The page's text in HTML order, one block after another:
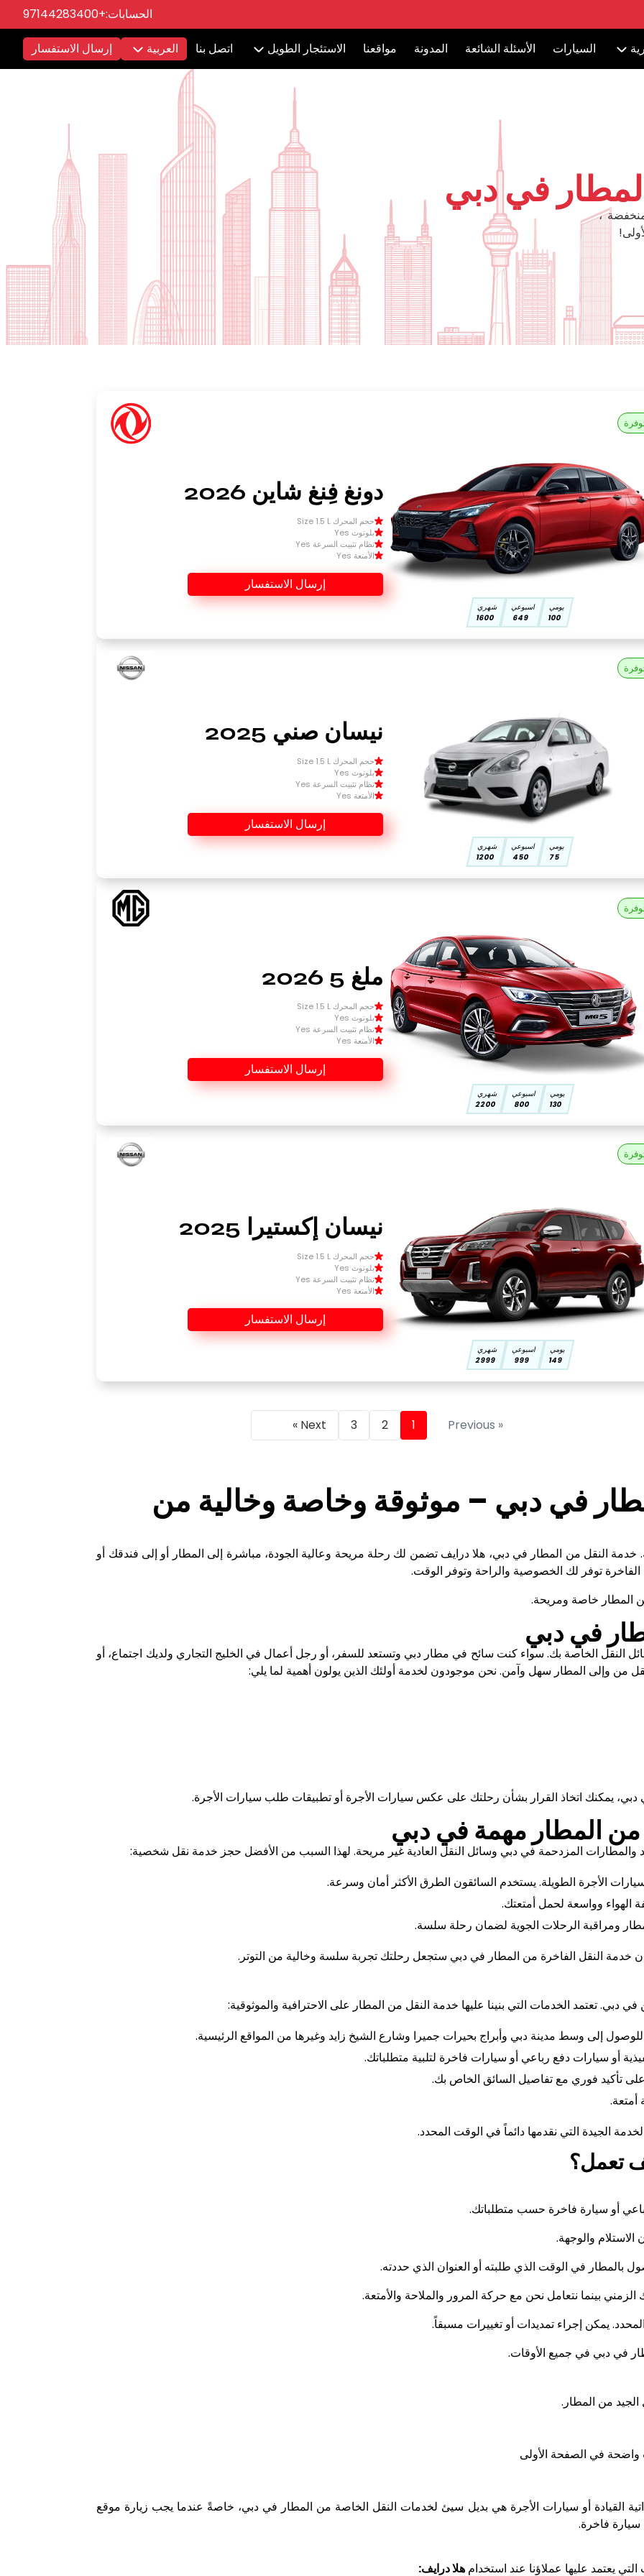
الحسابات:+97144283400
السيارات الأسئلة الشائعة المدونة مواقعنا الاستئجار الطويل اتصل بنا العربية إرسال الاستفسار
في دبي
،
يومي
100
اسبوعي
649
شهري
1600
دونغ فِنغ شاين 2026
حجم المحرك Size 1.5 L
بلوتوث Yes
نظام تثبيت السرعة Yes
الأمتعة Yes
إرسال الاستفسار
يومي
75
اسبوعي
450
شهري
1200
نيسان صني 2025
حجم المحرك Size 1.5 L
بلوتوث Yes
نظام تثبيت السرعة Yes
الأمتعة Yes
إرسال الاستفسار
يومي
130
اسبوعي
800
شهري
2200
ملغ 5 2026
حجم المحرك Size 1.5 L
بلوتوث Yes
نظام تثبيت السرعة Yes
الأمتعة Yes
إرسال الاستفسار
يومي
149
اسبوعي
999
شهري
2999
نيسان إكستيرا 2025
حجم المحرك Size 1.5 L
بلوتوث Yes
نظام تثبيت السرعة Yes
الأمتعة Yes
إرسال الاستفسار
« Previous
1
2
3
Next »
في دبي – موثوقة وخاصة وخالية من
خدمة النقل من المطار في دبي، هلا درايف تضمن لك رحلة مريحة وعالية الجودة، مباشرة إلى المطار أو إلى فندقك أو
توفر لك الخصوصية والراحة وتوفر الوقت.
المطار خاصة ومريحة.
في دبي
النقل الخاصة بك. سواء كنت سائح في مطار دبي وتستعد للسفر، أو رجل أعمال في الخليج التجاري ولديك اجتماع، أو
من وإلى المطار سهل وآمن. نحن موجودون لخدمة أولئك الذين يولون أهمية لما يلي:
يمكنك اتخاذ القرار بشأن رحلتك على عكس سيارات الأجرة أو تطبيقات طلب سيارات الأجرة.
من المطار مهمة في دبي
والمطارات المزدحمة في دبي وسائل النقل العادية غير مريحة. لهذا السبب من الأفضل حجز خدمة نقل شخصية:
الأجرة الطويلة. يستخدم السائقون الطرق الأكثر أمان وسرعة.
وواسعة لحمل أمتعتك.
ومراقبة الرحلات الجوية لضمان رحلة سلسة.
خدمة النقل الفاخرة من المطار في دبي ستجعل رحلتك تجربة سلسة وخالية من التوتر.
تعتمد الخدمات التي بنينا عليها خدمة النقل من المطار على الاحترافية والموثوقية:
إلى وسط مدينة دبي وأبراج بحيرات جميرا وشارع الشيخ زايد وغيرها من المواقع الرئيسية.
أو سيارات دفع رباعي أو سيارات فاخرة لتلبية متطلباتك.
تأكيد فوري مع تفاصيل السائق الخاص بك.
الجيدة التي نقدمها دائماً في الوقت المحدد.
تعمل؟
أو سيارة فاخرة حسب متطلباتك.
والوجهة.
في الوقت الذي طلبته أو العنوان الذي حددته.
بينما نتعامل نحن مع حركة المرور والملاحة والأمتعة.
يمكن إجراء تمديدات أو تغييرات مسبقاً.
في دبي في جميع الأوقات.
الجيد من المطار.
واضحة في الصفحة الأولى
القيادة أو سيارات الأجرة هي بديل سيئ لخدمات النقل الخاصة من المطار في دبي، خاصةً عندما يجب زيارة موقع
فاخرة.
يعتمد عليها عملاؤنا عند استخدامهلا درايف: